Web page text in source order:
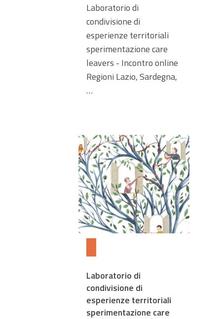
Laboratorio di
condivisione di
esperienze territoriali
sperimentazione care
leavers - Incontro online
Regioni Lazio, Sardegna,
…
Laboratorio di
condivisione di
esperienze territoriali
sperimentazione care